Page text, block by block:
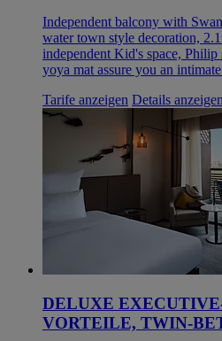
Independent balcony with
water town style decoration,
independent Kid's space,
yoya mat assure you an
Tarife anzeigen Details anzeigen
DELUXE
VORTEILE, TWIN-